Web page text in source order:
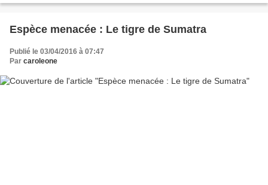
Espèce menacée : Le tigre de Sumatra
Publié le 03/04/2016 à 07:47
Par caroleone